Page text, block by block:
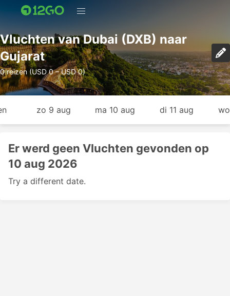
Vluchten van Dubai (DXB) naar
Gujarat
0 reizen (USD 0 – USD 0)
zo 9 aug ma 10 aug di 11 aug
Er werd geen Vluchten gevonden op
10 aug 2026
Try a different date.